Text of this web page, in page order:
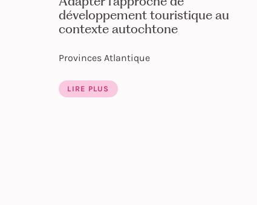
développement touristique au
contexte autochtone
Provinces Atlantique
LIRE PLUS